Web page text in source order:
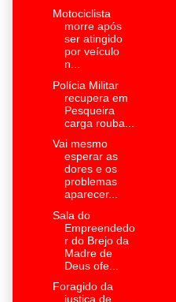
Motociclista
morre após
ser atingido
por veículo
n...
Polícia Militar
recupera em
Pesqueira
carga rouba...
Vai mesmo
esperar as
dores e os
problemas
aparecer...
Sala do
Empreendedo
r do Brejo da
Madre de
Deus ofe...
Foragido da
justiça de